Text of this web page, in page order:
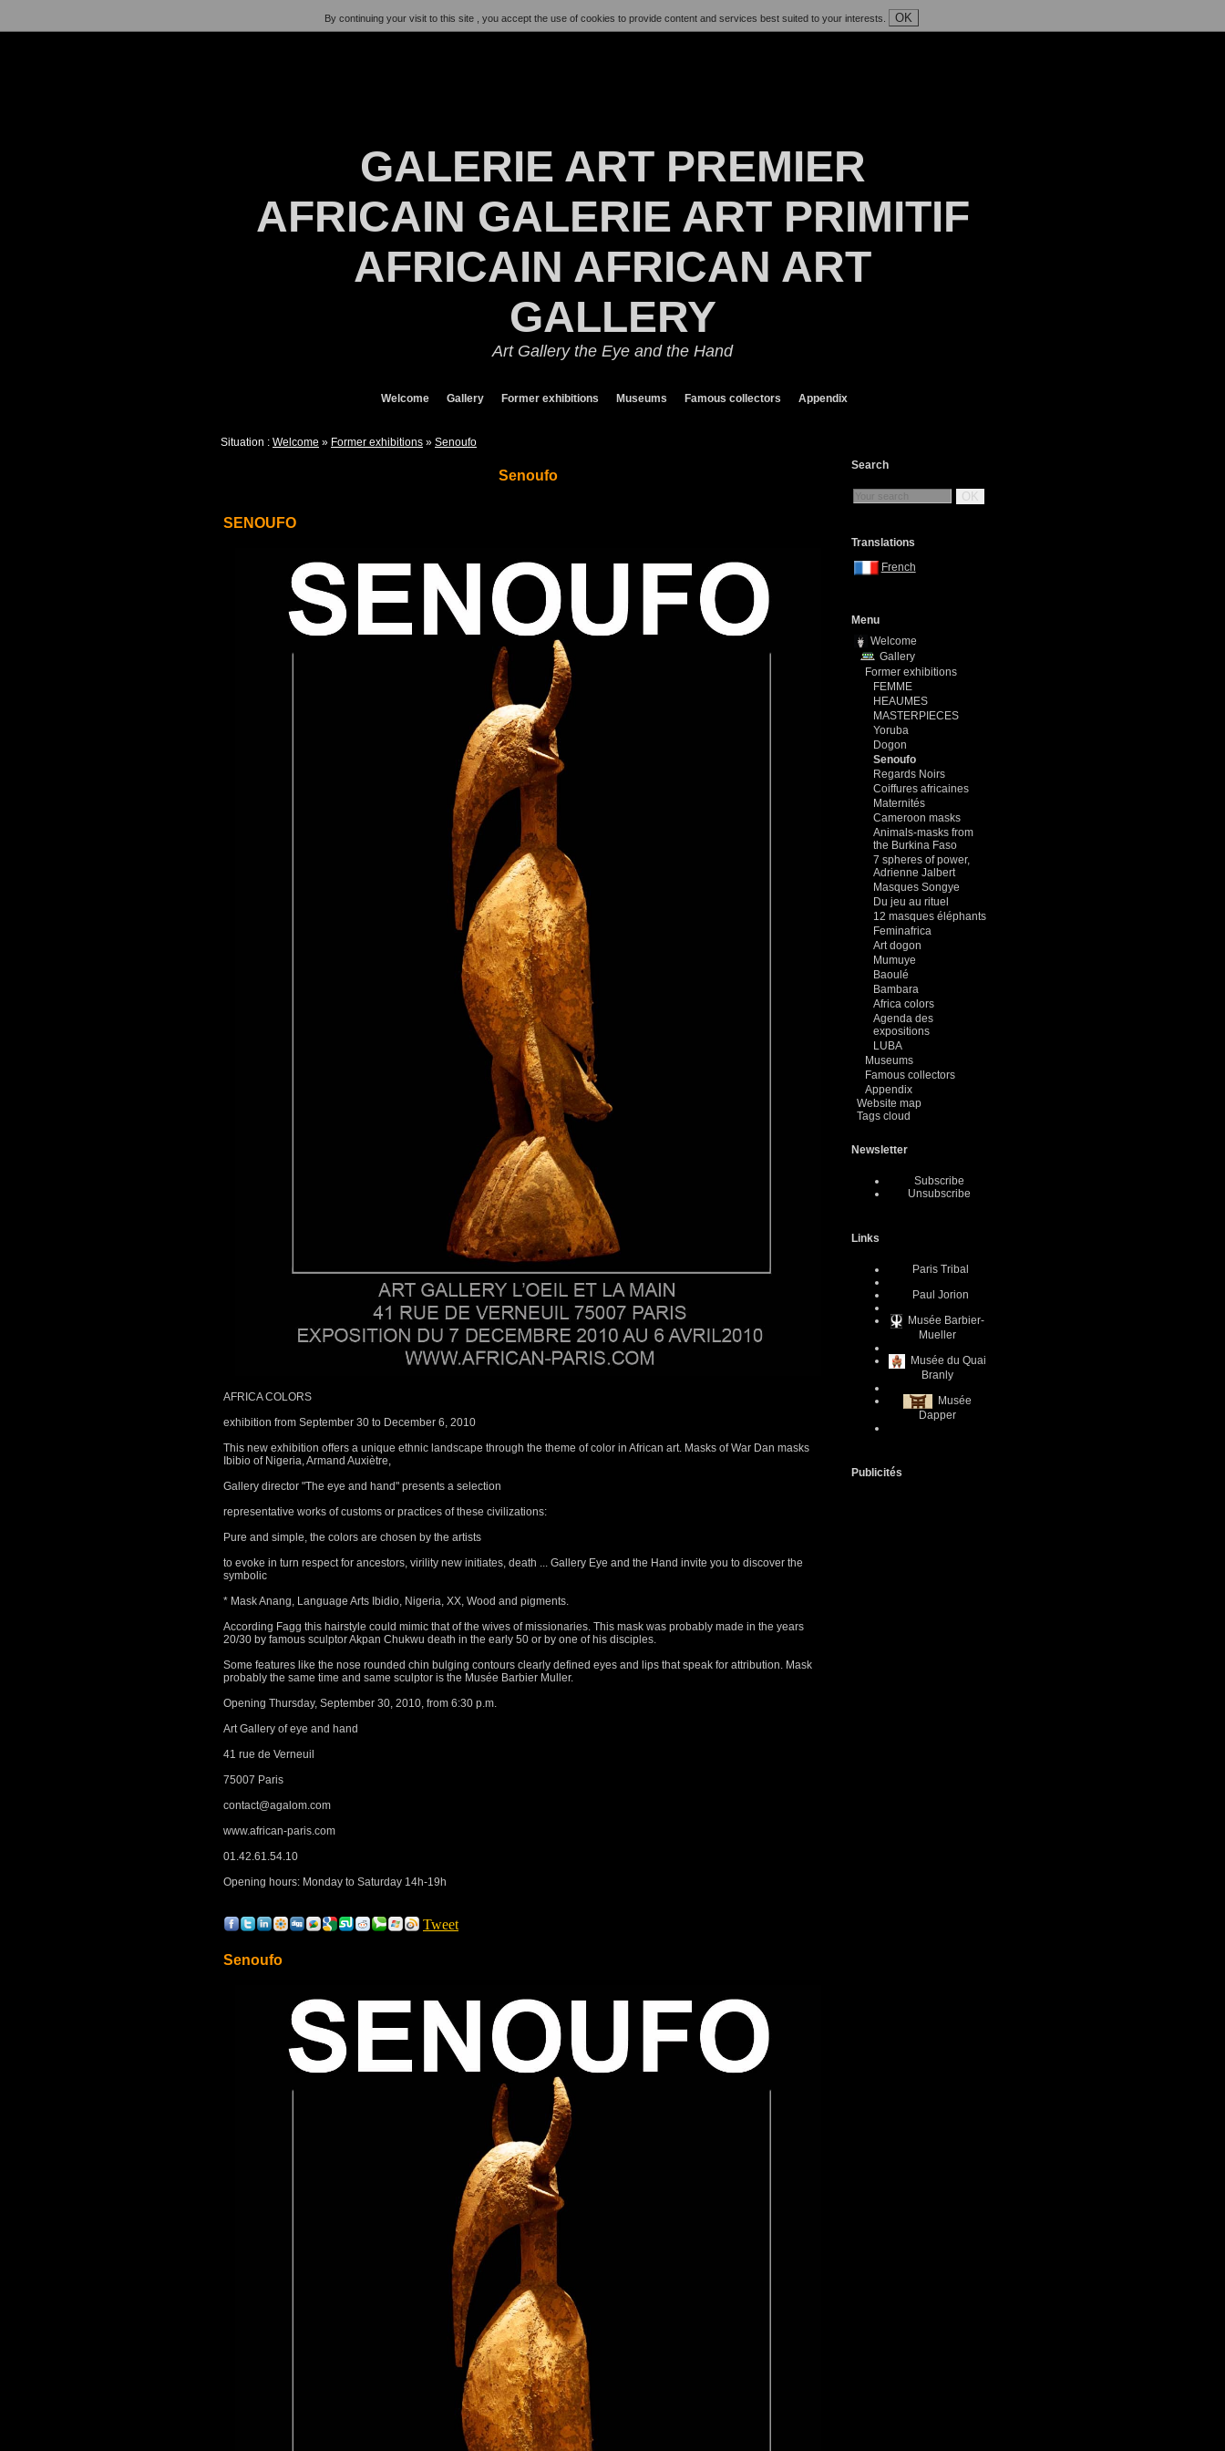
By continuing your visit to this site , you accept the use of cookies to provide content and services best suited to your interests. OK
GALERIE ART PREMIER
AFRICAIN GALERIE ART PRIMITIF
AFRICAIN AFRICAN ART
GALLERY
Art Gallery the Eye and the Hand
Welcome Gallery Former exhibitions Museums Famous collectors Appendix
Situation : Welcome » Former exhibitions » Senoufo
Senoufo
SENOUFO
AFRICA COLORS
exhibition from September 30 to December 6, 2010
This new exhibition offers a unique ethnic landscape through the theme of color in African art. Masks of War Dan masks
Ibibio of Nigeria, Armand Auxiètre,
Gallery director "The eye and hand" presents a selection
representative works of customs or practices of these civilizations:
Pure and simple, the colors are chosen by the artists
to evoke in turn respect for ancestors, virility new initiates, death ... Gallery Eye and the Hand invite you to discover the
symbolic
* Mask Anang, Language Arts Ibidio, Nigeria, XX, Wood and pigments.
According Fagg this hairstyle could mimic that of the wives of missionaries. This mask was probably made in the years
20/30 by famous sculptor Akpan Chukwu death in the early 50 or by one of his disciples.
Some features like the nose rounded chin bulging contours clearly defined eyes and lips that speak for attribution. Mask
probably the same time and same sculptor is the Musée Barbier Muller.
Opening Thursday, September 30, 2010, from 6:30 p.m.
Art Gallery of eye and hand
41 rue de Verneuil
75007 Paris
contact@agalom.com
www.african-paris.com
01.42.61.54.10
Opening hours: Monday to Saturday 14h-19h
Tweet
Senoufo
Search
OK
Translations
French
Menu
Welcome
Gallery
Former exhibitions
FEMME
HEAUMES
MASTERPIECES
Yoruba
Dogon
Senoufo
Regards Noirs
Coiffures africaines
Maternités
Cameroon masks
Animals-masks from
the Burkina Faso
7 spheres of power,
Adrienne Jalbert
Masques Songye
Du jeu au rituel
12 masques éléphants
Feminafrica
Art dogon
Mumuye
Baoulé
Bambara
Africa colors
Agenda des
expositions
LUBA
Museums
Famous collectors
Appendix
Website map
Tags cloud
Newsletter
Subscribe
Unsubscribe
Links
Paris Tribal
Paul Jorion
Musée Barbier-
Mueller
Musée du Quai
Branly
Musée
Dapper
Publicités